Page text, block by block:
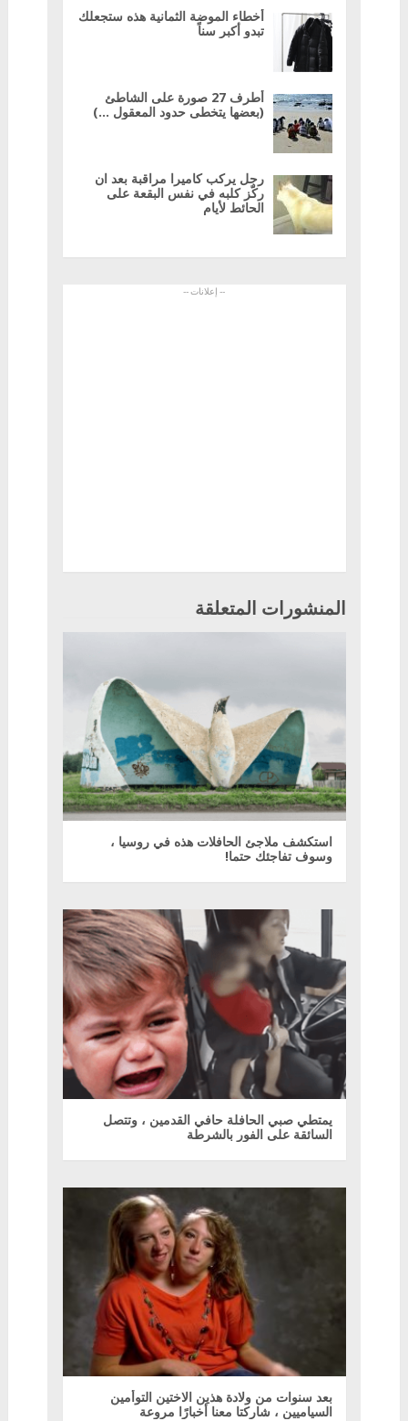
أخطاء الموضة الثمانية هذه ستجعلك
تبدو أكبر سناً
أطرف 27 صورة على الشاطئ
(بعضها يتخطى حدود المعقول …)
رجل يركب كاميرا مراقبة بعد ان
ركّز كلبه في نفس البقعة على
الحائط لأيام
المنشورات المتعلقة
استكشف ملاجئ الحافلات هذه في روسيا ،
وسوف تفاجئك حتما!
يمتطي صبي الحافلة حافي القدمين ، وتتصل
السائقة على الفور بالشرطة
بعد سنوات من ولادة هذين الاختين التوأمين
السياميين ، شاركتا معنا أخبارًا مروعة